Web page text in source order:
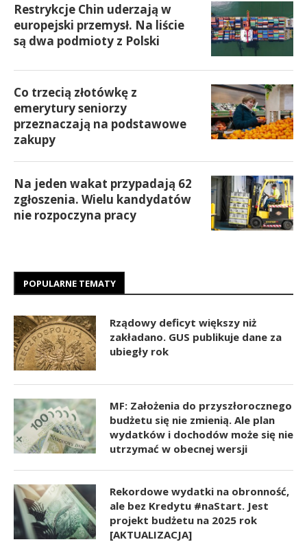
Restrykcje Chin uderzają w
europejski przemysł. Na liście
są dwa podmioty z Polski
Co trzecią złotówkę z
emerytury seniorzy
przeznaczają na podstawowe
zakupy
Na jeden wakat przypadają 62
zgłoszenia. Wielu kandydatów
nie rozpoczyna pracy
POPULARNE TEMATY
Rządowy deficyt większy niż
zakładano. GUS publikuje dane za
ubiegły rok
MF: Założenia do przyszłorocznego
budżetu się nie zmienią. Ale plan
wydatków i dochodów może się nie
utrzymać w obecnej wersji
Rekordowe wydatki na obronność,
ale bez Kredytu #naStart. Jest
projekt budżetu na 2025 rok
[AKTUALIZACJA]